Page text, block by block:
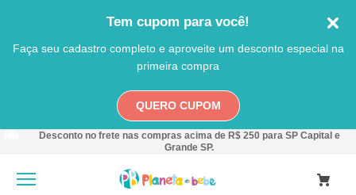
Tem cupom para você!
Faça seu cadastro completo e aproveite um desconto especial na
primeira compra
QUERO CUPOM
Desconto no frete nas compras acima de R$ 250 para SP Capital e
Grande SP.